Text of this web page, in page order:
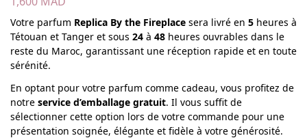
Votre parfum Replica By the Fireplace sera livré en 5 heures à
Tétouan et Tanger et sous 24 à 48 heures ouvrables dans le
reste du Maroc, garantissant une réception rapide et en toute
sérénité.
En optant pour votre parfum comme cadeau, vous profitez de
notre service d’emballage gratuit. Il vous suffit de
sélectionner cette option lors de votre commande pour une
présentation soignée, élégante et fidèle à votre générosité.